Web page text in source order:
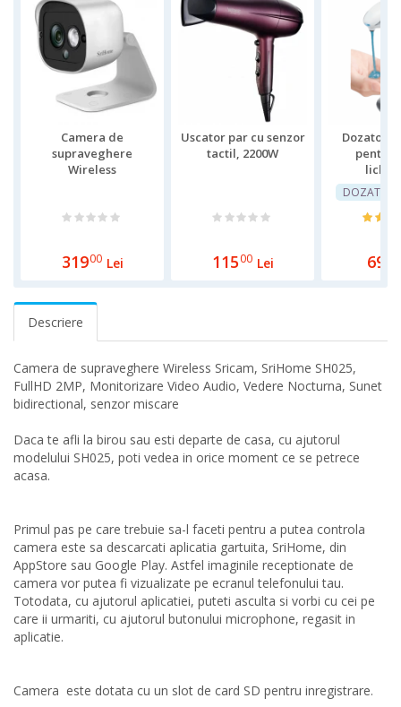
Camera de
supraveghere
Wireless
nocturna,monitorizare
miscare
31900 Lei
Uscator par cu senzor
tactil, 2200W
11500 Lei
Dozator
pentru
DOZATOR
69
Descriere
Camera de supraveghere Wireless Sricam, SriHome SH025,
FullHD 2MP, Monitorizare Video Audio, Vedere Nocturna, Sunet
bidirectional, senzor miscare
Daca te afli la birou sau esti departe de casa, cu ajutorul
modelului SH025, poti vedea in orice moment ce se petrece
acasa.
Primul pas pe care trebuie sa-l faceti pentru a putea controla
camera este sa descarcati aplicatia gartuita, SriHome, din
AppStore sau Google Play. Astfel imaginile receptionate de
camera vor putea fi vizualizate pe ecranul telefonului tau.
Totodata, cu ajutorul aplicatiei, puteti asculta si vorbi cu cei pe
care ii urmariti, cu ajutorul butonului microphone, regasit in
aplicatie.
Camera este dotata cu un slot de card SD pentru inregistrare.